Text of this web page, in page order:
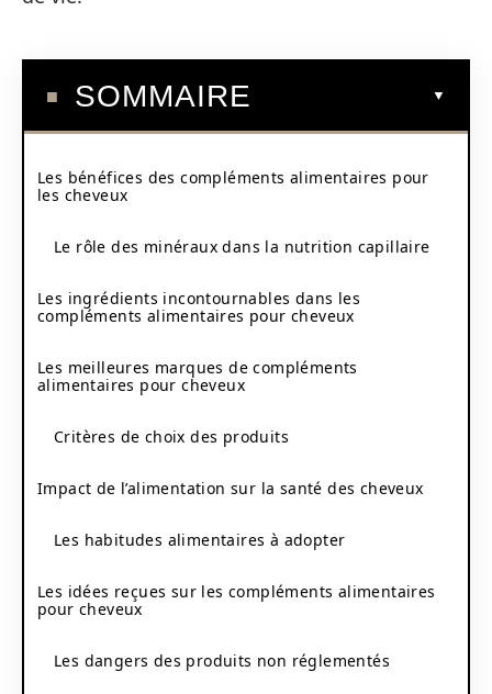
SOMMAIRE
Les bénéfices des compléments alimentaires pour
les cheveux
Le rôle des minéraux dans la nutrition capillaire
Les ingrédients incontournables dans les
compléments alimentaires pour cheveux
Les meilleures marques de compléments
alimentaires pour cheveux
Critères de choix des produits
Impact de l’alimentation sur la santé des cheveux
Les habitudes alimentaires à adopter
Les idées reçues sur les compléments alimentaires
pour cheveux
Les dangers des produits non réglementés